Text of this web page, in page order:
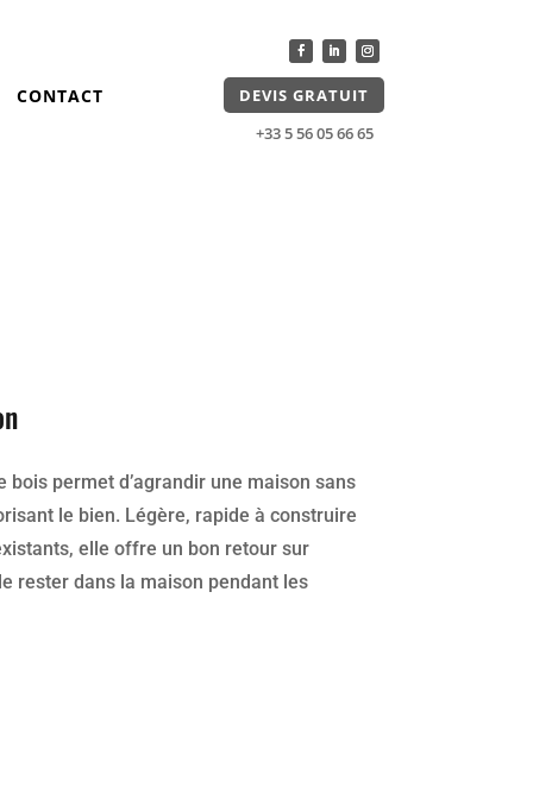
CONTACT
DEVIS GRATUIT
+33 5 56 05 66 65
bois permet d’agrandir une maison sans
le bien. Légère, rapide à construire
elle offre un bon retour sur
rester dans la maison pendant les